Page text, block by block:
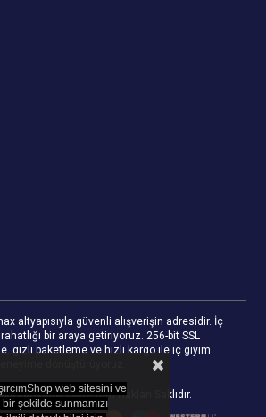
altyapısıyla güvenli alışverişin adresidir. İç
bir araya getiriyoruz. 256-bit SSL
gizli paketleme ve hızlı kargo ile iç giyim
dönüştürüyoruz.
- Tüm Hakları Saklıdır.
web sitesini ve
şekilde sunmamızı